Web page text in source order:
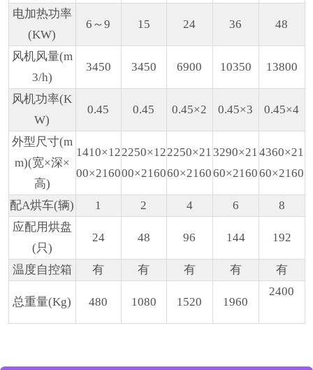
电加热功率
(KW)
6～9 15 24 36 48
风机风量(m
3/h)
3450 3450 6900 10350 13800
风机功率(K
W)
0.45 0.45 0.45×2 0.45×3 0.45×4
外型尺寸(m
m)(宽×深×
高)
1410×12
00×2160
2250×12
00×2160
2250×21
60×2160
3290×21
60×2160
4360×21
60×2160
配A烘车(辆) 1 2 4 6
8
应配用烘盘
(只)
24 48 96 144 192
温度自控箱 有 有 有 有 有
总重量(Kg) 480 1080 1520 1960
2400